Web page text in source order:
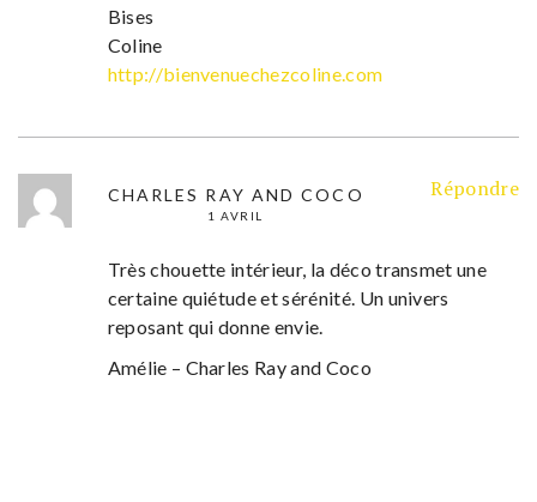
Bises
Coline
http://bienvenuechezcoline.com
CHARLES RAY AND COCO
1 AVRIL
Répondre
Très chouette intérieur, la déco transmet une
certaine quiétude et sérénité. Un univers
reposant qui donne envie.
Amélie – Charles Ray and Coco